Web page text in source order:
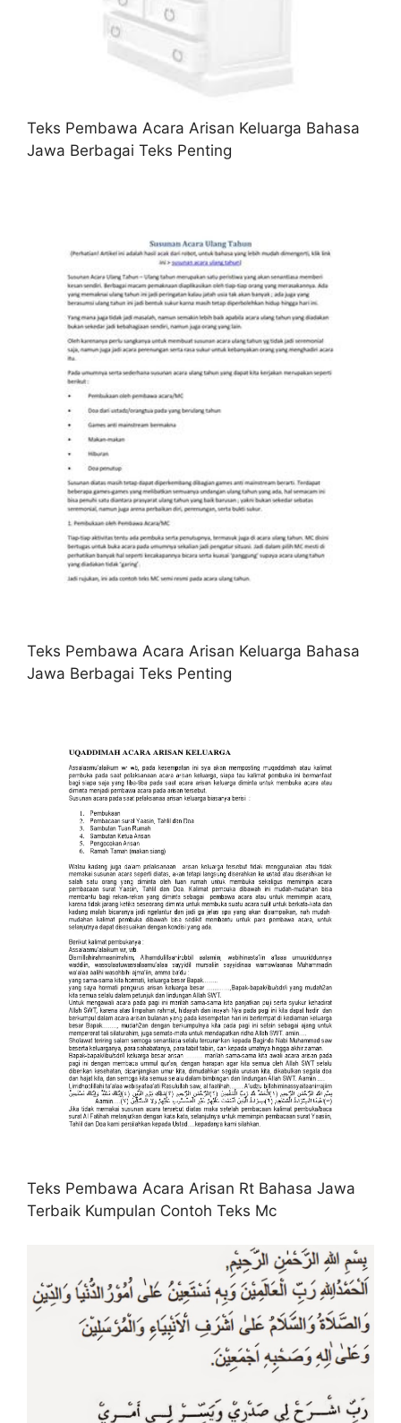
Teks Pembawa Acara Arisan Keluarga Bahasa
Jawa Berbagai Teks Penting
Teks Pembawa Acara Arisan Keluarga Bahasa
Jawa Berbagai Teks Penting
Teks Pembawa Acara Arisan Rt Bahasa Jawa
Terbaik Kumpulan Contoh Teks Mc